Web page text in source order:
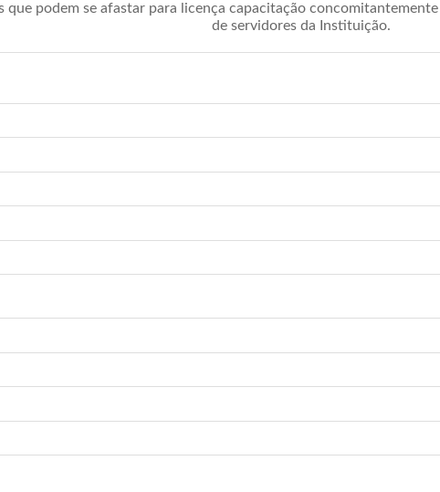
podem se afastar para licença capacitação
de servidores da Instituição.